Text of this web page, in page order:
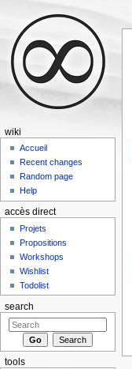
wiki
Accueil
Recent changes
Random page
Help
accès direct
Projets
Propositions
Workshops
Wishlist
Todolist
search
tools